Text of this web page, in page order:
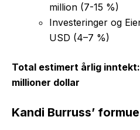
million (7-15 %)
Investeringer og
USD (4–7 %)
Total estimert årlig inntekt:
millioner dollar
Kandi Burruss’